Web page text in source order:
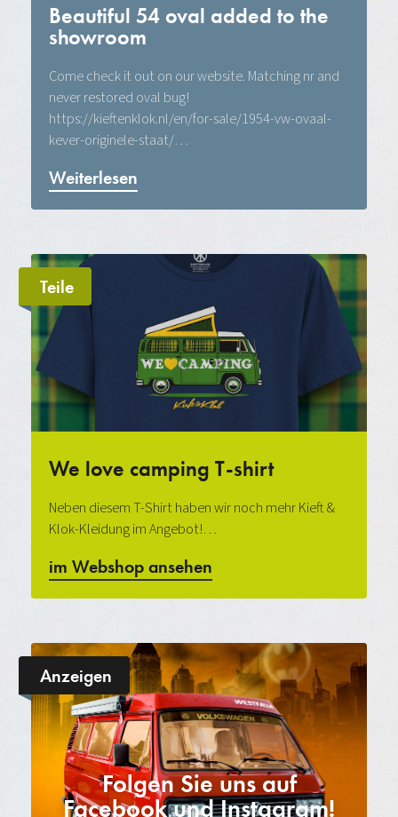
Beautiful 54 oval added to the
showroom
Come check it out on our website. Matching nr and
never restored oval bug!
https://kieftenklok.nl/en/for-sale/1954-vw-ovaal-
kever-originele-staat/…
Weiterlesen
Teile
We love camping T-shirt
Neben diesem T-Shirt haben wir noch mehr Kieft &
Klok-Kleidung im Angebot!…
im Webshop ansehen
Anzeigen
Folgen Sie uns auf
Facebook und Instagram!